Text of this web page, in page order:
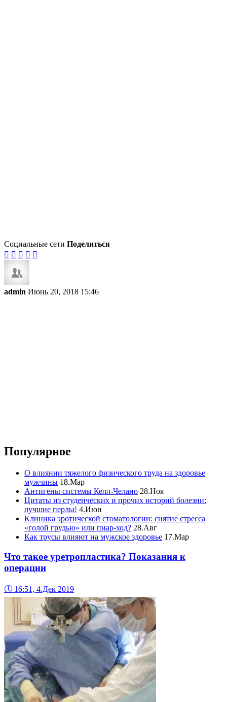
Социальные сети Поделиться
    
admin Июнь 20, 2018 15:46
Популярное
О влиянии тяжелого физического труда на здоровье
мужчины 18.Мар
Антигены системы Келл-Челано 28.Ноя
Цитаты из студенческих и прочих историй болезни:
лучшие перлы! 4.Июн
Клиника эротической стоматологии: снятие стресса
«голой грудью» или пиар-ход? 28.Авг
Как трусы влияют на мужское здоровье 17.Мар
Что такое уретропластика? Показания к
операции
🕔 16:51, 4.Дек 2019